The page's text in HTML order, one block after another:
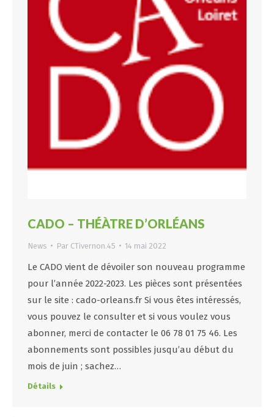
CADO – THÉÀTRE D’ORLÉANS
News Par CTivernon.45 14 mai 2022
Le CADO vient de dévoiler son nouveau programme
pour l’année 2022-2023. Les pièces sont présentées
sur le site : cado-orleans.fr Si vous êtes intéressés,
vous pouvez le consulter et si vous voulez vous
abonner, merci de contacter le 06 78 01 75 46. Les
abonnements sont possibles jusqu’au début du
mois de juin ; sachez…
Détails